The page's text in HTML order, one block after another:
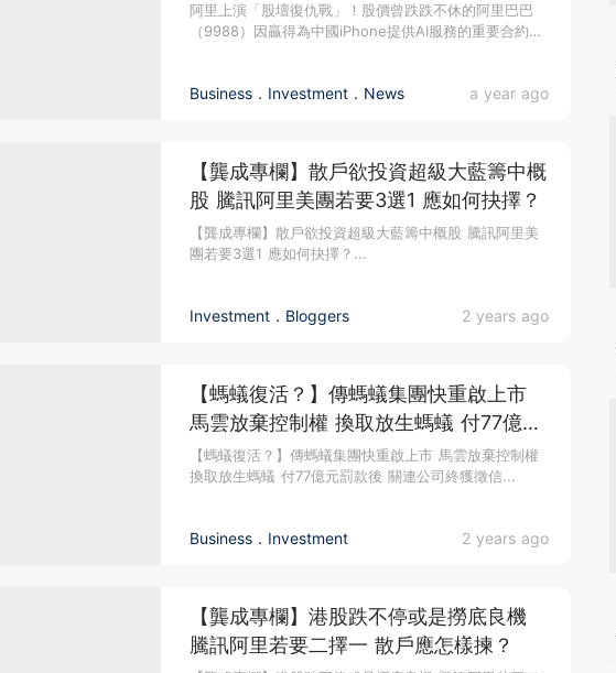
Business．Investment．News a year ago
話好困難
阿里上演「股壇復仇戰」！股價曾跌跌不休的阿里巴巴
（9988）因贏得為中國iPhone提供AI服務的重要合約，
Investment．Bloggers 2 years ago
【龔成專欄】散戶欲投資超級大藍籌中概
股 騰訊阿里美團若要3選1 應如何抉擇？
【龔成專欄】散戶欲投資超級大藍籌中概股 騰訊阿里美
團若要3選1 應如何抉擇？...
Business．Investment 2 years ago
【螞蟻復活？】傳螞蟻集團快重啟上市
馬雲放棄控制權 換取放生螞蟻 付77億元
罰款後 關連公司終獲徵信牌 北水偷步買
阿里博升值
【螞蟻復活？】傳螞蟻集團快重啟上市 馬雲放棄控制權
換取放生螞蟻 付77億元罰款後 關連公司終獲徵信...
【龔成專欄】港股跌不停或是撈底良機
騰訊阿里若要二擇一 散戶應怎樣揀？